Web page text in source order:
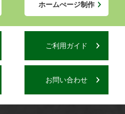
ホームぺージ制作
ご利用ガイド
お問い合わせ